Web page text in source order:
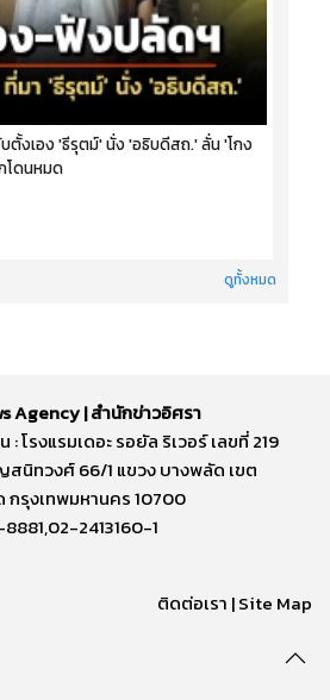
ตั้งเอง 'ธีรุตม์' นั่ง 'อธิบดีสถ.' ลั่น 'โกง
โดนหมด
ดูทั้งหมด
Agency | สำนักข่าวอิศรา
: โรงแรมเดอะ รอยัล ริเวอร์ เลขที่ 219
นิทวงศ์ 66/1 แขวง บางพลัด เขต
กรุงเทพมหานคร 10700
2413160-1
ติดต่อเรา |Site Map